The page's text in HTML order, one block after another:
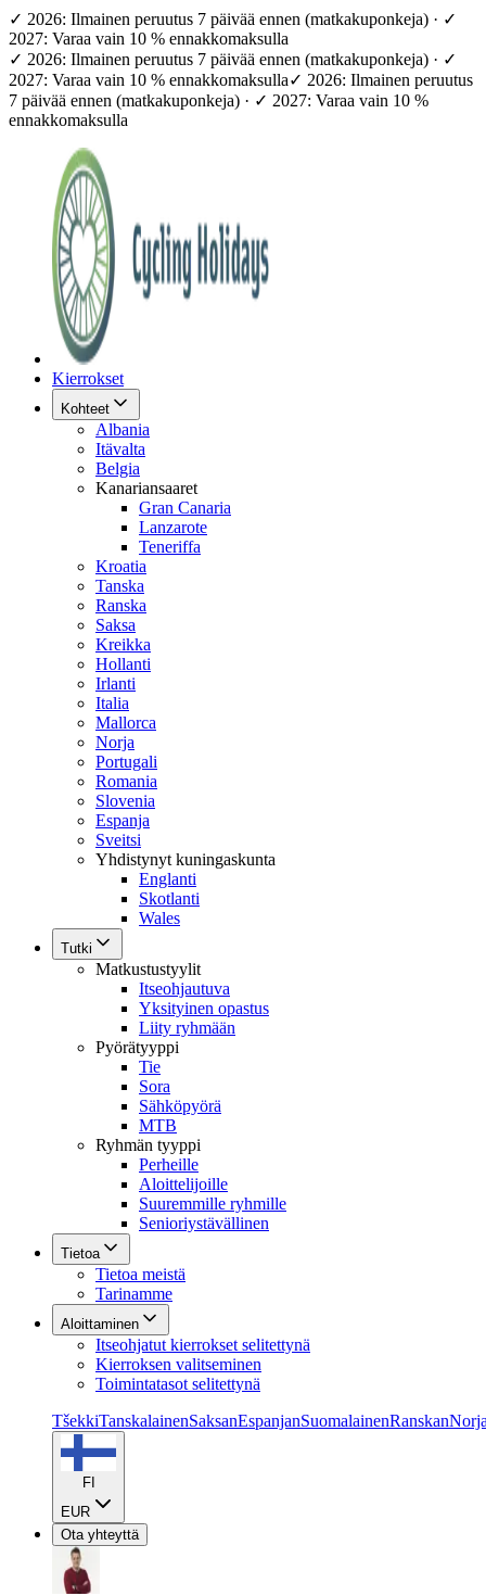
✓ 2026: Ilmainen peruutus 7 päivää ennen (matkakuponkeja) · ✓
2027: Varaa vain 10 % ennakkomaksulla
✓ 2026: Ilmainen peruutus 7 päivää ennen (matkakuponkeja) · ✓
2027: Varaa vain 10 % ennakkomaksulla✓ 2026: Ilmainen peruutus
7 päivää ennen (matkakuponkeja) · ✓ 2027: Varaa vain 10 %
ennakkomaksulla
Kierrokset
Kohteet
Albania
Itävalta
Belgia
Kanariansaaret
Gran Canaria
Lanzarote
Teneriffa
Kroatia
Tanska
Ranska
Saksa
Kreikka
Hollanti
Irlanti
Italia
Mallorca
Norja
Portugali
Romania
Slovenia
Espanja
Sveitsi
Yhdistynyt kuningaskunta
Englanti
Skotlanti
Wales
Tutki
Matkustustyylit
Itseohjautuva
Yksityinen opastus
Liity ryhmään
Pyörätyyppi
Tie
Sora
Sähköpyörä
MTB
Ryhmän tyyppi
Perheille
Aloittelijoille
Suuremmille ryhmille
Senioriystävällinen
Tietoa
Tietoa meistä
Tarinamme
Aloittaminen
Itseohjatut kierrokset selitettynä
Kierroksen valitseminen
Toimintatasot selitettynä
TšekkiTanskalainenSaksanEspanjanSuomalainenRanskan
FI
EUR
Ota yhteyttä